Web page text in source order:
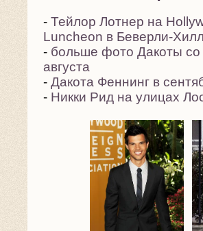
- Тейлор Лотнер на
Luncheon в Беверли-
- больше фото Дакоты
августа
- Дакота Феннинг в
- Никки Рид на улицах